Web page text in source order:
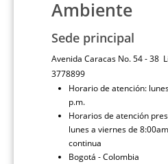
Ambiente
Sede principal
Avenida Caracas No. 54 - 38
3778899
Horario de atención:
p.m.
Horarios de atención
lunes a viernes de
continua
Bogotá - Colombia